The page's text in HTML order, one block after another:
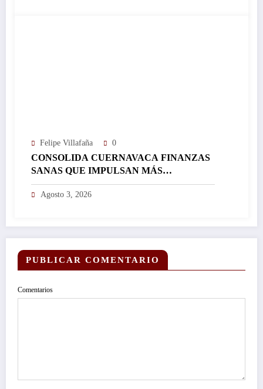
Felipe Villafaña 0
CONSOLIDA CUERNAVACA FINANZAS
SANAS QUE IMPULSAN MÁS
INVERSIÓN Y FORTALECEN EL
DESARROLLO DE LA CIUDAD…
Agosto 3, 2026
PUBLICAR COMENTARIO
Comentarios